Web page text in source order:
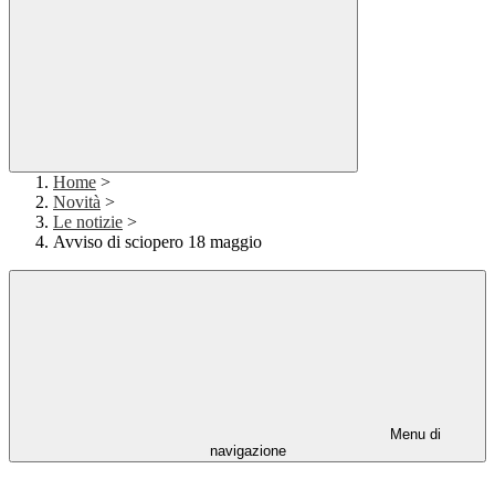
Home >
Novità >
Le notizie >
Avviso di sciopero 18 maggio
Menu di
navigazione